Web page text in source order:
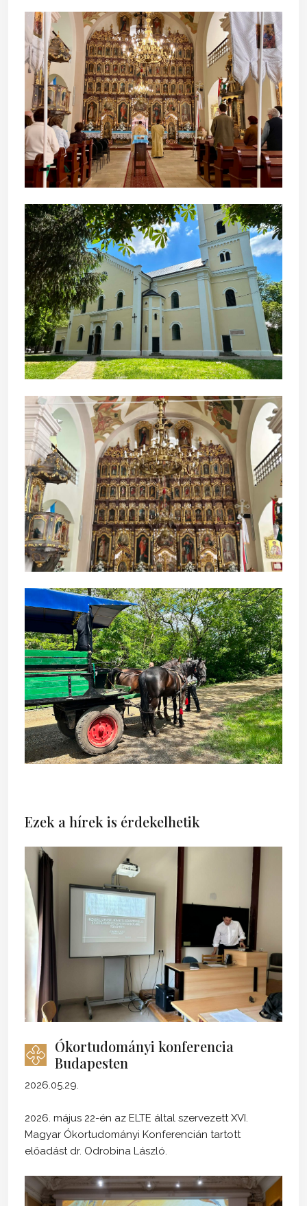
Ezek a hírek is érdekelhetik
Ókortudományi konferencia
Budapesten
2026.05.29.
2026. május 22-én az ELTE által szervezett XVI.
Magyar Ókortudományi Konferencián tartott
előadást dr. Odrobina László.